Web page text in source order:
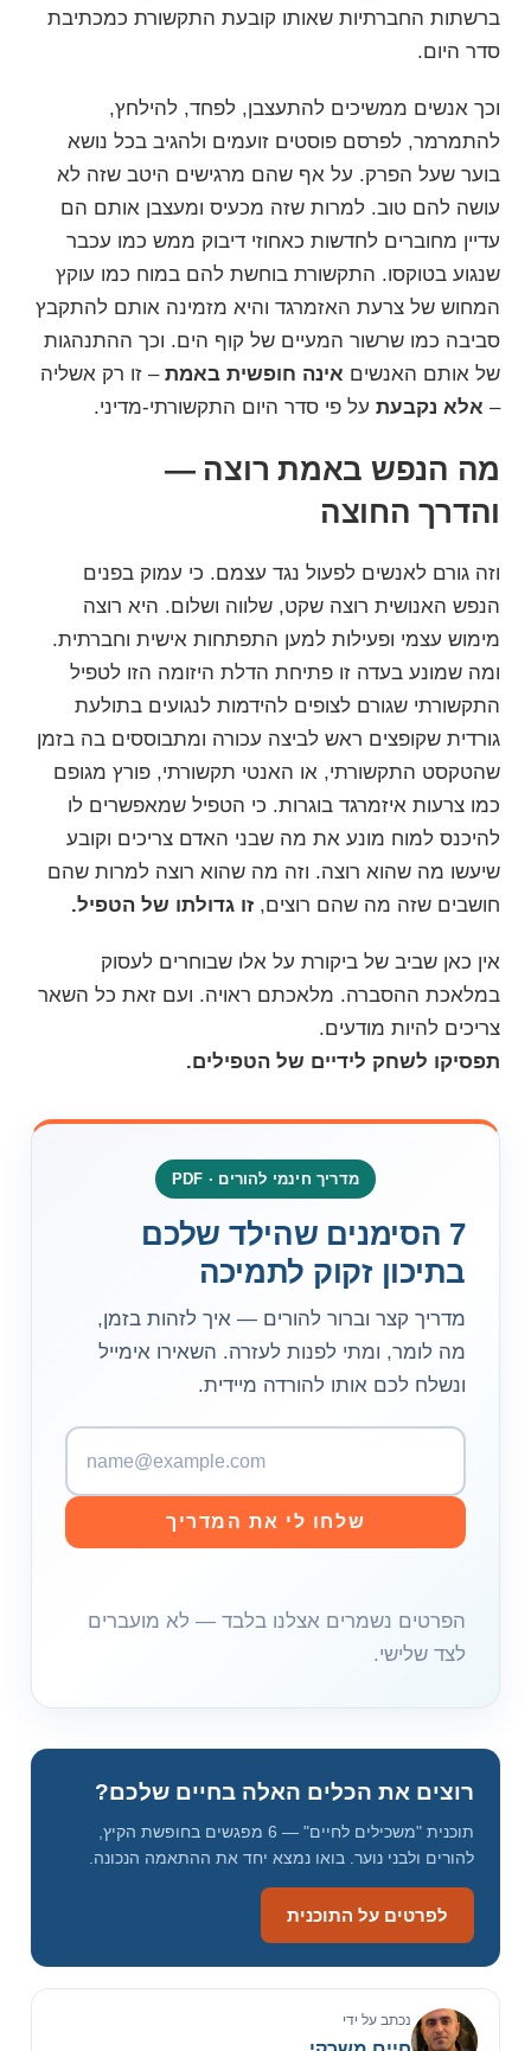
ברשתות החברתיות שאותו קובעת התקשורת כמכתיבת
סדר היום.
וכך אנשים ממשיכים להתעצבן, לפחד, להילחץ,
להתמרמר, לפרסם פוסטים זועמים ולהגיב בכל נושא
בוער שעל הפרק. על אף שהם מרגישים היטב שזה לא
עושה להם טוב. למרות שזה מכעיס ומעצבן אותם הם
עדיין מחוברים לחדשות כאחוזי דיבוק ממש כמו עכבר
שנגוע בטוקסו. התקשורת בוחשת להם במוח כמו עוקץ
המחוש של צרעת האזמרגד והיא מזמינה אותם להתקבץ
סביבה כמו שרשור המעיים של קוף הים. וכך ההתנהגות
של אותם האנשים אינה חופשית באמת – זו רק אשליה
– אלא נקבעת על פי סדר היום התקשורתי-מדיני.
מה הנפש באמת רוצה —
והדרך החוצה
וזה גורם לאנשים לפעול נגד עצמם. כי עמוק בפנים
הנפש האנושית רוצה שקט, שלווה ושלום. היא רוצה
מימוש עצמי ופעילות למען התפתחות אישית וחברתית.
ומה שמונע בעדה זו פתיחת הדלת היזומה הזו לטפיל
התקשורתי שגורם לצופים להידמות לנגועים בתולעת
גורדית שקופצים ראש לביצה עכורה ומתבוססים בה בזמן
שהטקסט התקשורתי, או האנטי תקשורתי, פורץ מגופם
כמו צרעות איזמרגד בוגרות. כי הטפיל שמאפשרים לו
להיכנס למוח מונע את מה שבני האדם צריכים וקובע
שיעשו מה שהוא רוצה. וזה מה שהוא רוצה למרות שהם
חושבים שזה מה שהם רוצים, זו גדולתו של הטפיל.
אין כאן שביב של ביקורת על אלו שבוחרים לעסוק
במלאכת ההסברה. מלאכתם ראויה. ועם זאת כל השאר
צריכים להיות מודעים.
תפסיקו לשחק לידיים של הטפילים.
מדריך חינמי להורים · PDF
7 הסימנים שהילד שלכם
בתיכון זקוק לתמיכה
מדריך קצר וברור להורים — איך לזהות בזמן,
מה לומר, ומתי לפנות לעזרה. השאירו אימייל
ונשלח לכם אותו להורדה מיידית.
ת
י
שלחו לי את המדריך
הפרטים נשמרים אצלנו בלבד — לא מועברים
לצד שלישי.
רוצים את הכלים האלה בחיים שלכם?
תוכנית "משכילים לחיים" — 6 מפגשים בחופשת הקיץ,
להורים ולבני נוער. בואו נמצא יחד את ההתאמה הנכונה.
לפרטים על התוכנית
נכתב על ידי